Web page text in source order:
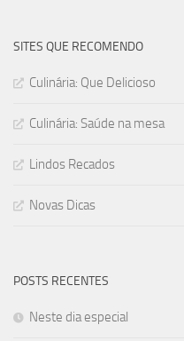
SITES QUE RECOMENDO
Culinária: Que Delicioso
Culinária: Saúde na mesa
Lindos Recados
Novas Dicas
POSTS RECENTES
Neste dia especial